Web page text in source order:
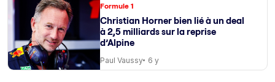
Formule 1
Christian Horner bien lié à un deal
à 2,5 milliards sur la reprise
d’Alpine
Paul Vaussy 6 y